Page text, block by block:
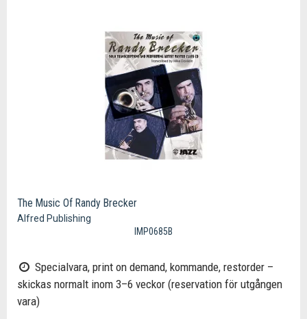
The Music Of Randy Brecker
Alfred Publishing
IMP0685B
Specialvara, print on demand, kommande, restorder –
skickas normalt inom 3–6 veckor (reservation för utgången
vara)